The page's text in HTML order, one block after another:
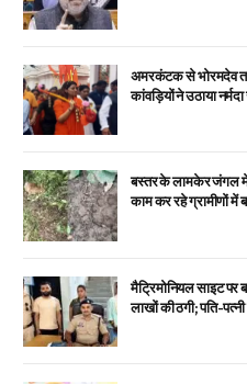
अमरकंटक से भोरमदेव
कांवड़ियों ने उठाया
बस्तर के लामकेर जंगल में
काम कर रहे ग्रामीणों में
मैट्रिमोनियल साइट पर
लाखों की ठगी; पति-पत्नी